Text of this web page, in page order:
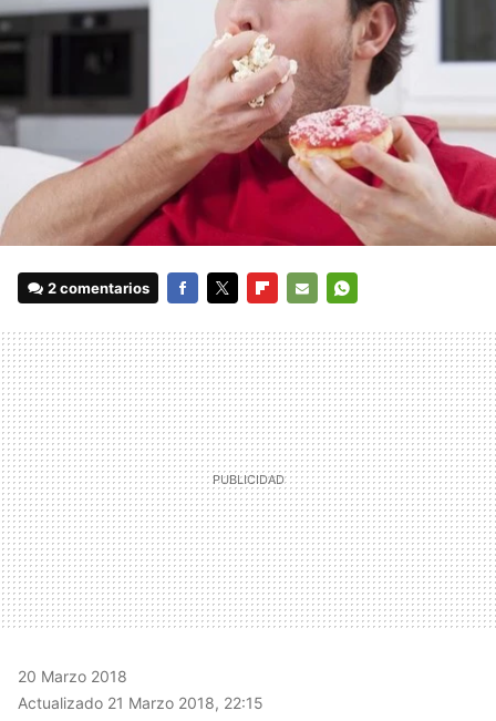
2 comentarios
MAIL
20 Marzo 2018
Actualizado 21 Marzo 2018, 22:15